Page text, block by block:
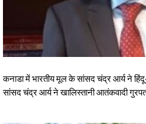
कनाडा में भारतीय मूल के सांसद चंद्र आर्य ने
सांसद चंद्र आर्य ने खालिस्तानी आतंकवादी